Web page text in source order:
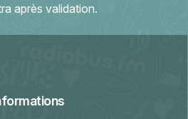
après validation.